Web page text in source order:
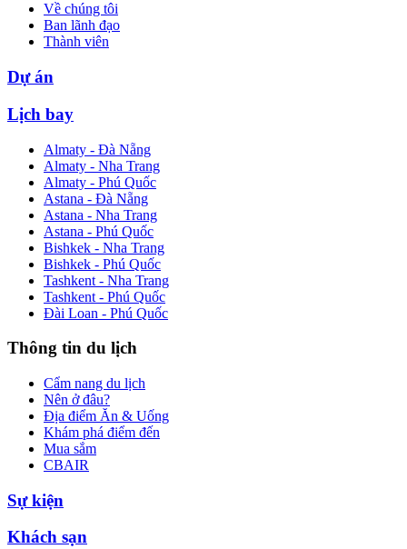
Về chúng tôi
Ban lãnh đạo
Thành viên
Dự án
Lịch bay
Almaty - Đà Nẵng
Almaty - Nha Trang
Almaty - Phú Quốc
Astana - Đà Nẵng
Astana - Nha Trang
Astana - Phú Quốc
Bishkek - Nha Trang
Bishkek - Phú Quốc
Tashkent - Nha Trang
Tashkent - Phú Quốc
Đài Loan - Phú Quốc
Thông tin du lịch
Cẩm nang du lịch
Nên ở đâu?
Địa điểm Ăn & Uống
Khám phá điểm đến
Mua sắm
CBAIR
Sự kiện
Khách sạn